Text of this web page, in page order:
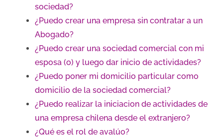
sociedad?
¿Puedo crear una empresa sin contratar a un
Abogado?
¿Puedo crear una sociedad comercial con mi
esposa (o) y luego dar inicio de actividades?
¿Puedo poner mi domicilio particular como
domicilio de la sociedad comercial?
¿Puedo realizar la iniciacion de actividades de
una empresa chilena desde el extranjero?
¿Qué es el rol de avalúo?